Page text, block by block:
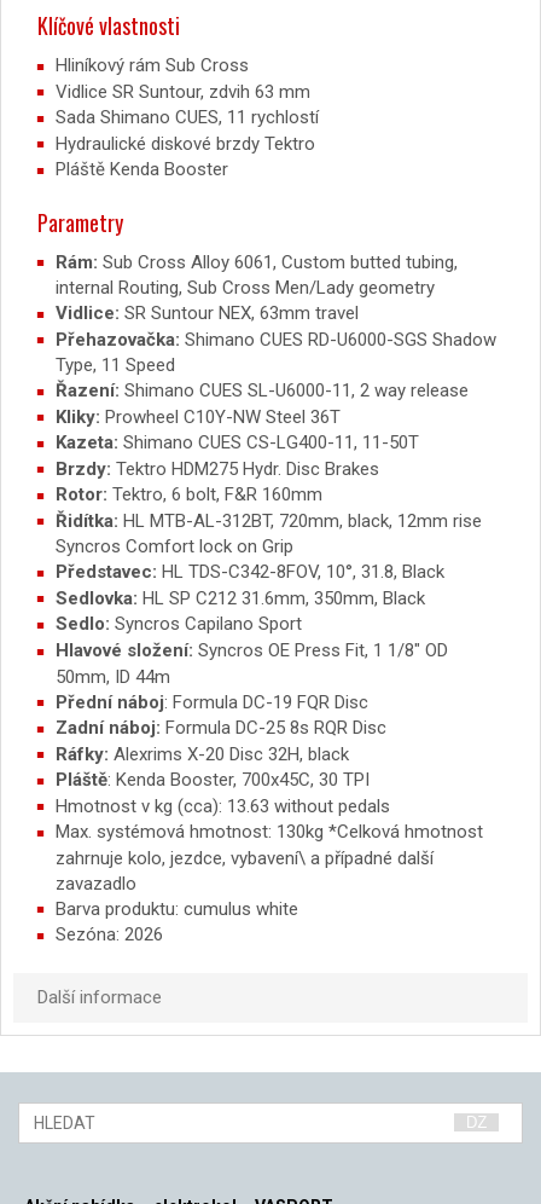
Klíčové vlastnosti
Hliníkový rám Sub Cross
Vidlice SR Suntour, zdvih 63 mm
Sada Shimano CUES, 11 rychlostí
Hydraulické diskové brzdy Tektro
Pláště Kenda Booster
Parametry
Rám: Sub Cross Alloy 6061, Custom butted tubing,
internal Routing, Sub Cross Men/Lady geometry
Vidlice: SR Suntour NEX, 63mm travel
Přehazovačka: Shimano CUES RD-U6000-SGS Shadow
Type, 11 Speed
Řazení: Shimano CUES SL-U6000-11, 2 way release
Kliky: Prowheel C10Y-NW Steel 36T
Kazeta: Shimano CUES CS-LG400-11, 11-50T
Brzdy: Tektro HDM275 Hydr. Disc Brakes
Rotor: Tektro, 6 bolt, F&R 160mm
Řidítka: HL MTB-AL-312BT, 720mm, black, 12mm rise
Syncros Comfort lock on Grip
Představec: HL TDS-C342-8FOV, 10°, 31.8, Black
Sedlovka: HL SP C212 31.6mm, 350mm, Black
Sedlo: Syncros Capilano Sport
Hlavové složení: Syncros OE Press Fit, 1 1/8″ OD
50mm, ID 44m
Přední náboj: Formula DC-19 FQR Disc
Zadní náboj: Formula DC-25 8s RQR Disc
Ráfky: Alexrims X-20 Disc 32H, black
Pláště: Kenda Booster, 700x45C, 30 TPI
Hmotnost v kg (cca): 13.63 without pedals
Max. systémová hmotnost: 130kg *Celková hmotnost
zahrnuje kolo, jezdce, vybavení\ a případné další
zavazadlo
Barva produktu: cumulus white
Sezóna: 2026
Další informace